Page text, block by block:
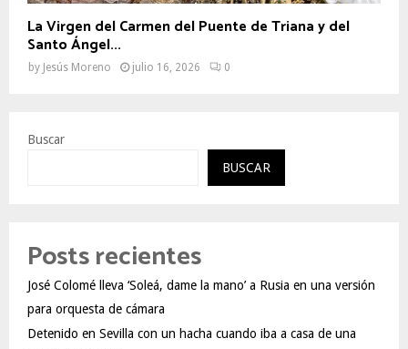
La Virgen del Carmen del Puente de Triana y del
Santo Ángel...
by Jesús Moreno julio 16, 2026 0
Buscar
BUSCAR
Posts recientes
José Colomé lleva ‘Soleá, dame la mano’ a Rusia en una versión
para orquesta de cámara
Detenido en Sevilla con un hacha cuando iba a casa de una